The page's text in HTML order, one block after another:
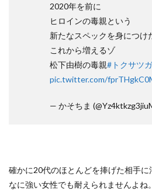
2020年を前に
ヒロインの毒親という
新たなスペックを身につけ
これから増えるゾ
松下由樹の毒親#トクサツ
pic.twitter.com/
— かそちま
確かに20代のほとんどを捧げた相手
なに強い女性でも耐えられませんよね。